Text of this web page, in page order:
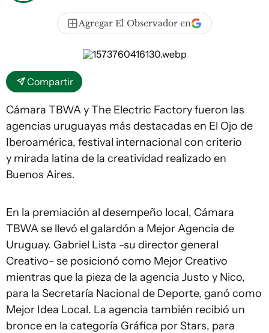
Agregar El Observador en
Compartir
Cámara TBWA y The Electric Factory fueron las
agencias uruguayas más destacadas en El Ojo de
Iberoamérica, festival internacional con criterio
y mirada latina de la creatividad realizado en
Buenos Aires.
En la premiación al desempeño local, Cámara
TBWA se llevó el galardón a Mejor Agencia de
Uruguay. Gabriel Lista -su director general
Creativo- se posicionó como Mejor Creativo
mientras que la pieza de la agencia Justo y Nico,
para la Secretaría Nacional de Deporte, ganó como
Mejor Idea Local. La agencia también recibió un
bronce en la categoría Gráfica por Stars, para